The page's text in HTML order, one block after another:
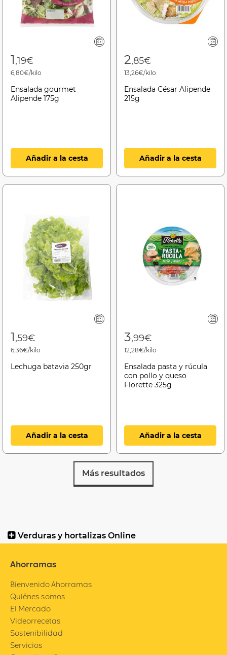
1,19€
6,80€/kilo
Ensalada gourmet
Alipende 175g
Añadir a la cesta
2,85€
13,26€/kilo
Ensalada César Alipende
215g
Añadir a la cesta
1,59€
6,36€/kilo
Lechuga batavia 250gr
Añadir a la cesta
3,99€
12,28€/kilo
Ensalada pasta y rúcula
con pollo y queso
Florette 325g
Añadir a la cesta
Más resultados
Verduras y hortalizas Online
Ahorramas
Bienvenido Ahorramas
Quiénes somos
El Mercado
Videorrecetas
Sostenibilidad
Servicios